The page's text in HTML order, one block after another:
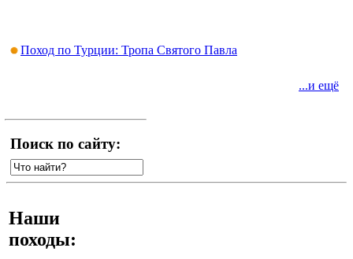
Поход по Турции: Тропа Святого Павла
...и ещё
Поиск по сайту:
Наши
походы: